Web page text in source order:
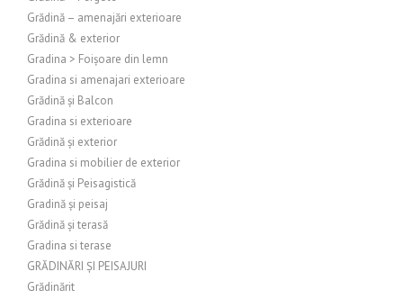
Grădină – amenajări exterioare
Grădină & exterior
Gradina > Foișoare din lemn
Gradina si amenajari exterioare
Grădină și Balcon
Gradina si exterioare
Grădină și exterior
Gradina si mobilier de exterior
Grădină și Peisagistică
Gradină și peisaj
Grădină și terasă
Gradina si terase
GRĂDINĂRI ȘI PEISAJURI
Grădinărit